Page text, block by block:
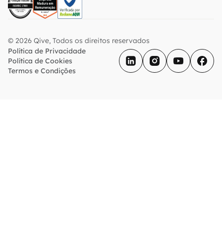
© 2026 Qive, Todos os direitos reservados
Política de Privacidade
Política de Cookies
Termos e Condições